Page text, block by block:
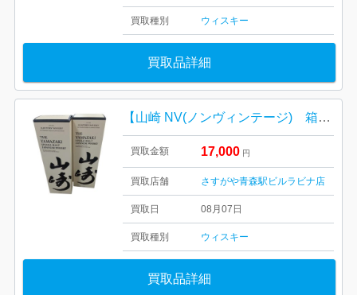
買取種別 ウィスキー
買取品詳細
【山崎 NV(ノンヴィンテージ) 箱有り完備/お酒・ジャパニーズウイスキー・40度・700ml・ホログラム付き】
買取金額 17,000 円
買取店舗 さすがや青森駅ビルラビナ店
買取日 08月07日
買取種別 ウィスキー
買取品詳細